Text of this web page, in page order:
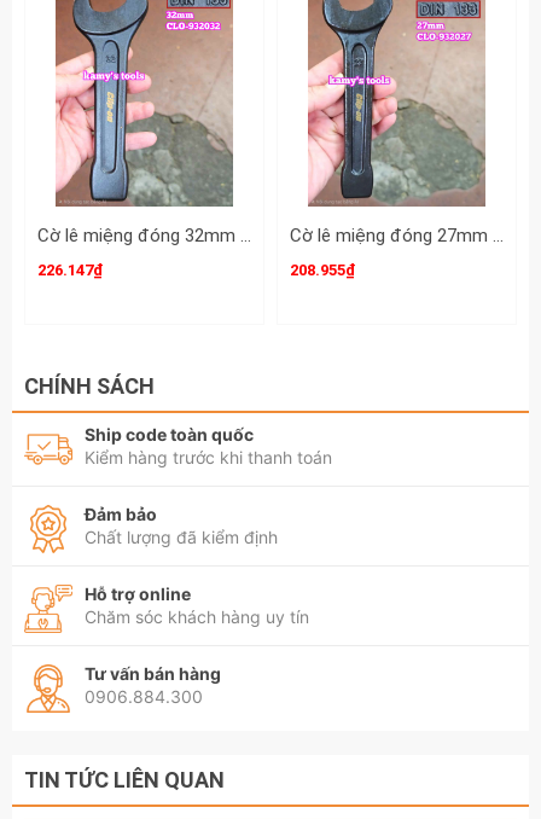
Cờ lê miệng đóng 32mm DIN133 Clip-On CLO-932032
226.147₫
Cờ lê miệng đóng 27mm DIN133 Clip-On CLO-932027
208.955₫
CHÍNH SÁCH
Ship code toàn quốc
Kiểm hàng trước khi thanh toán
Đảm bảo
Chất lượng đã kiểm định
Hỗ trợ online
Chăm sóc khách hàng uy tín
Tư vấn bán hàng
0906.884.300
TIN TỨC LIÊN QUAN